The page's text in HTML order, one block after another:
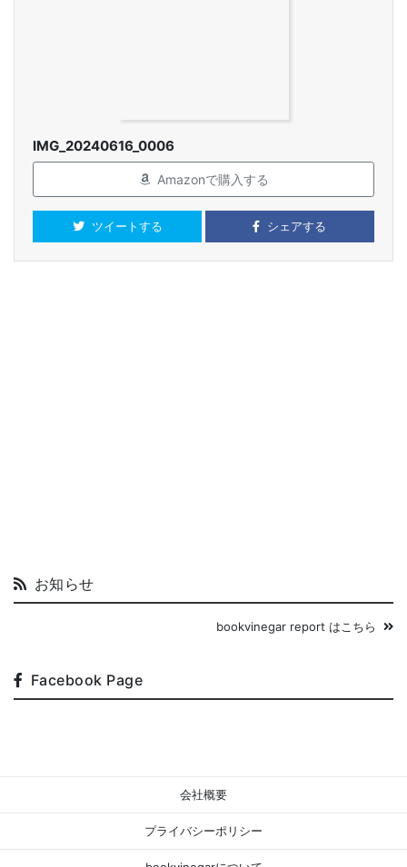
IMG_20240616_0006
Amazonで購入する
ツイートする シェアする
お知らせ
bookvinegar report はこちら
Facebook Page
会社概要
プライバシーポリシー